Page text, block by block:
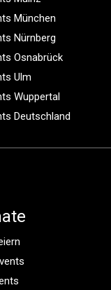
München
Nürnberg
Osnabrück
Ulm
Wuppertal
Deutschland